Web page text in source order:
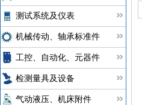
测试系统及仪表
机械传动、轴承标准件
工控、自动化、元器件
检测量具及设备
气动液压、机床附件